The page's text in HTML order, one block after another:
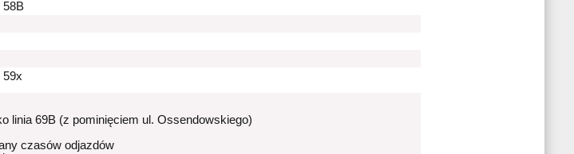
58B
59x
linia 69B (z pominięciem ul. Ossendowskiego)
czasów odjazdów